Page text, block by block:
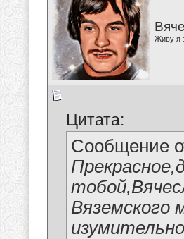
Живу я
Цитата:
Сообщение
Вяземского